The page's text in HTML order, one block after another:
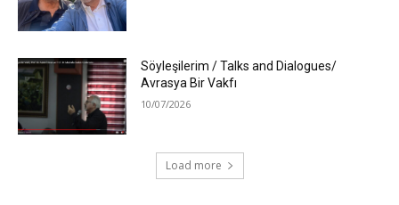
Söyleşilerim / Talks and Dialogues/
Avrasya Bir Vakfı
10/07/2026
Load more